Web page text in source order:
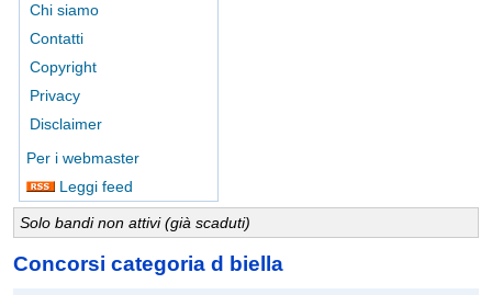
Chi siamo
Contatti
Copyright
Privacy
Disclaimer
Per i webmaster
Leggi feed
Solo bandi non attivi (già scaduti)
Concorsi categoria d biella